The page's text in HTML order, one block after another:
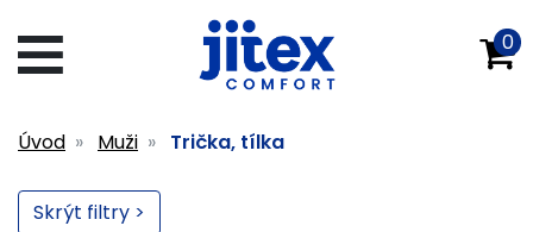
0
Úvod Muži Trička, tílka
Skrýt filtry >